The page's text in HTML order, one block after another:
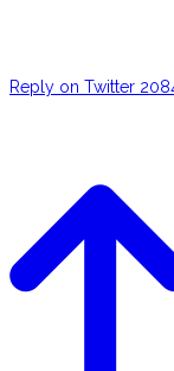
Reply on Twitter